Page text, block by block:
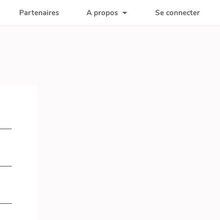
Partenaires A propos Se connecter